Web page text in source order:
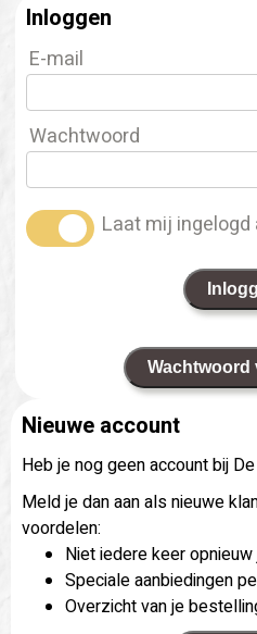
Inloggen
E-mail
Wachtwoord
Laat mij
Wachtwoord
Nieuwe account
Heb je nog geen account bij
Meld je dan aan als nieuwe
voordelen:
Niet iedere keer
Speciale aanbiedingen
Overzicht van je